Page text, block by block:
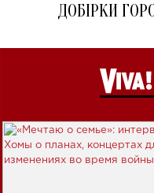
ДОБІРКИ